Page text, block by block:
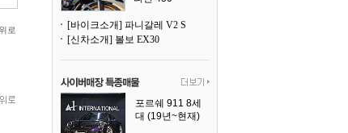
로
[바이크소개] 파니갈레 V2 S
[신차소개] 볼보 EX30
포르쉐 911 8세
대 (19년~현재)